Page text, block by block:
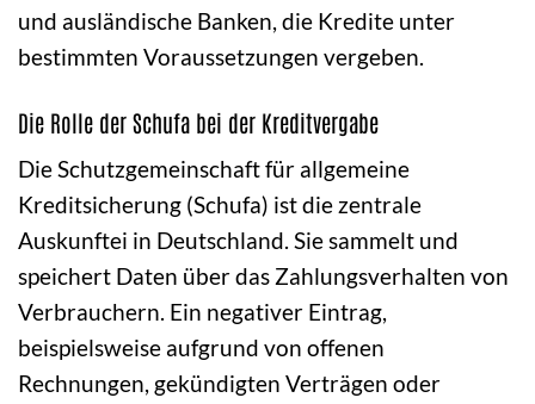
und ausländische Banken, die Kredite unter
bestimmten Voraussetzungen vergeben.
Die Rolle der Schufa bei der Kreditvergabe
Die Schutzgemeinschaft für allgemeine
Kreditsicherung (Schufa) ist die zentrale
Auskunftei in Deutschland. Sie sammelt und
speichert Daten über das Zahlungsverhalten von
Verbrauchern. Ein negativer Eintrag,
beispielsweise aufgrund von offenen
Rechnungen, gekündigten Verträgen oder